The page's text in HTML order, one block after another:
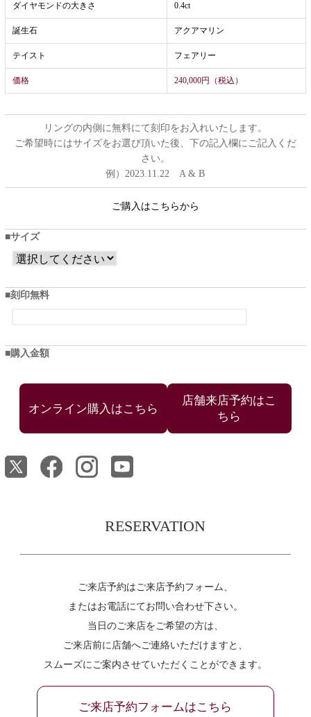
ダイヤモンドの大きさ 0.4ct
誕生石 アクアマリン
テイスト フェアリー
価格 240,000円（税込）
リングの内側に無料にて刻印をお入れいたします。
ご希望時にはサイズをお選び頂いた後、下の記入欄にご記入くだ
さい。
例）2023.11.22 A & B
ご購入はこちらから
サイズ
刻印無料
購入金額
店舗来店予約はこ
ちら
RESERVATION
ご来店予約はご来店予約フォーム、
またはお電話にてお問い合わせ下さい。
当日のご来店をご希望の方は、
ご来店前に店舗へご連絡いただけますと、
スムーズにご案内させていただくことができます。
ご来店予約フォームはこちら